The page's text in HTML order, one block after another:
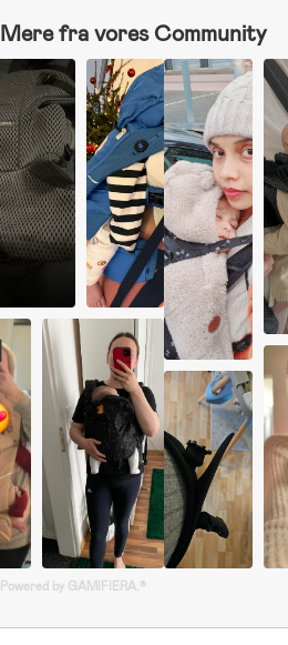
Mere fra vores Community
Powered by GAMIFIERA.®